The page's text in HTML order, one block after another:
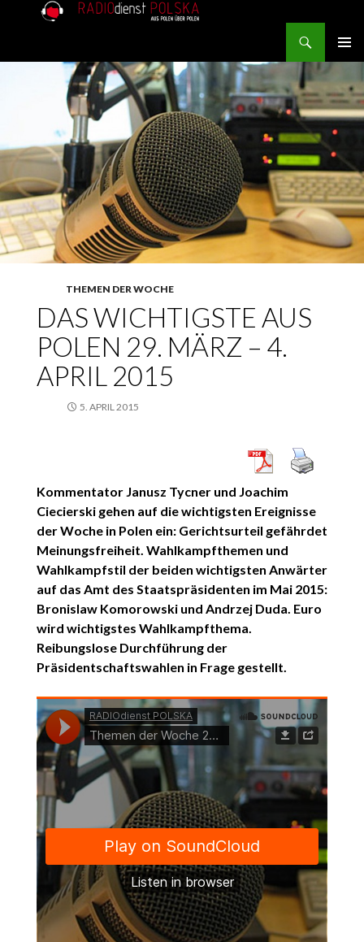
MENU
THEMEN DER WOCHE
DAS WICHTIGSTE AUS
POLEN 29. MÄRZ – 4.
APRIL 2015
5. APRIL 2015
Kommentator Janusz Tycner und Joachim
Ciecierski gehen auf die wichtigsten Ereignisse
der Woche in Polen ein: Gerichtsurteil gefährdet
Meinungsfreiheit. Wahlkampfthemen und
Wahlkampfstil der beiden wichtigsten Anwärter
auf das Amt des Staatspräsidenten im Mai 2015:
Bronislaw Komorowski und Andrzej Duda. Euro
wird wichtigstes Wahlkampfthema.
Reibungslose Durchführung der
Präsidentschaftswahlen in Frage gestellt.